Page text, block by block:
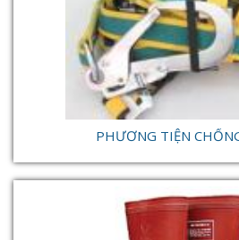
PHƯƠNG TIỆN